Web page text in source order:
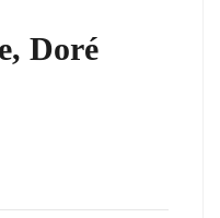
Doré